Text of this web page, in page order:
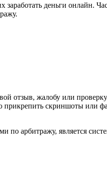
деньги онлайн.
отзыв, жалобу или
прикрепить скриншоты или
арбитражу, является